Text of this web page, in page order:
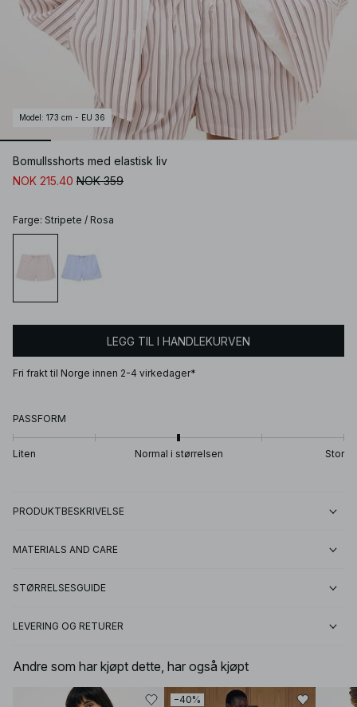
Model : 173 cm - EU 36
Bomullsshorts med elastisk liv
NOK 215.40 NOK 359
Farge: Stripete / Rosa
LEGG TIL I HANDLEKURVEN
Fri frakt til Norge innen 2-4 virkedager*
PASSFORM
Liten Normal i størrelsen Stor
PRODUKTBESKRIVELSE
MATERIALS AND CARE
STØRRELSESGUIDE
LEVERING OG RETURER
Andre som har kjøpt dette, har også kjøpt
−40%